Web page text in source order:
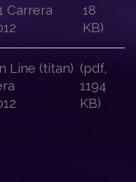
Carrera
18
KB)
Line (titan) (pdf,
1194
KB)